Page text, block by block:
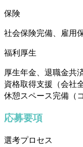
保険
社会保険完備、雇用
福利厚生
厚生年金、退職金共
資格取得支援（会社
休憩スペース完備（
応募要項
選考プロセス